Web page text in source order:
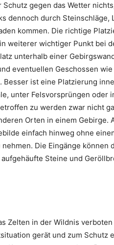
gegen das Wetter
dennoch durch Steinschläge,
kommen. Die richtige
weiterer wichtiger Punkt bei
unterhalb einer
eventuellen Geschossen
Besser ist eine Platzierung
unter Felsvorsprüngen oder
zu werden zwar nicht
Orten in einem Gebirge.
einfach hinweg ohne
Die Eingänge können
Steine und
Zelten in der Wildnis
gerät und zum Schutz